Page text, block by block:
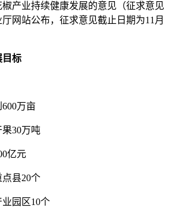
产业持续健康发展的意见（征求意见
网站公布，征求意见截止日期为11月
目标
万亩
30万吨
亿元
县20个
园区10个